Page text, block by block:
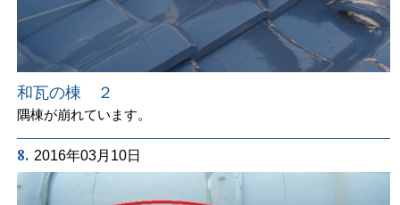
和瓦の棟 ２
隅棟が崩れています。
8. 2016年03月10日